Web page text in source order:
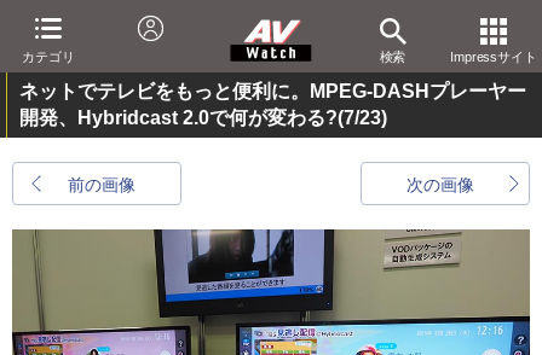
カテゴリ 検索 Impressサイト
ネットでテレビをもっと便利に。MPEG-DASHプレーヤー
開発、Hybridcast 2.0で何が変わる?(7/23)
前の画像 次の画像